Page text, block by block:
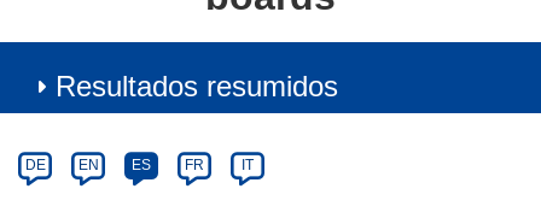
Resultados resumidos
Category
Article
available
DE EN ES FR IT